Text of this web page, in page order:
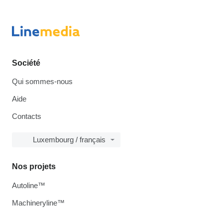
Société
Qui sommes-nous
Aide
Contacts
Luxembourg / français
Nos projets
Autoline™
Machineryline™